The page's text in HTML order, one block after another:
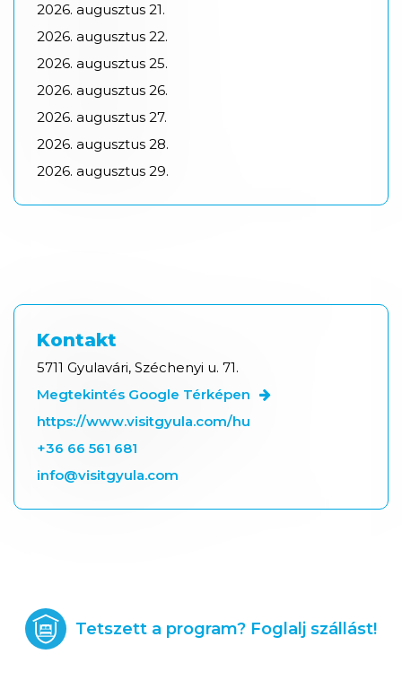
2026. augusztus 21.
2026. augusztus 22.
2026. augusztus 25.
2026. augusztus 26.
2026. augusztus 27.
2026. augusztus 28.
2026. augusztus 29.
Kontakt
5711 Gyulavári, Széchenyi u. 71.
Megtekintés Google Térképen
https://www.visitgyula.com/hu
+36 66 561 681
info@visitgyula.com
Tetszett a program? Foglalj szállást!